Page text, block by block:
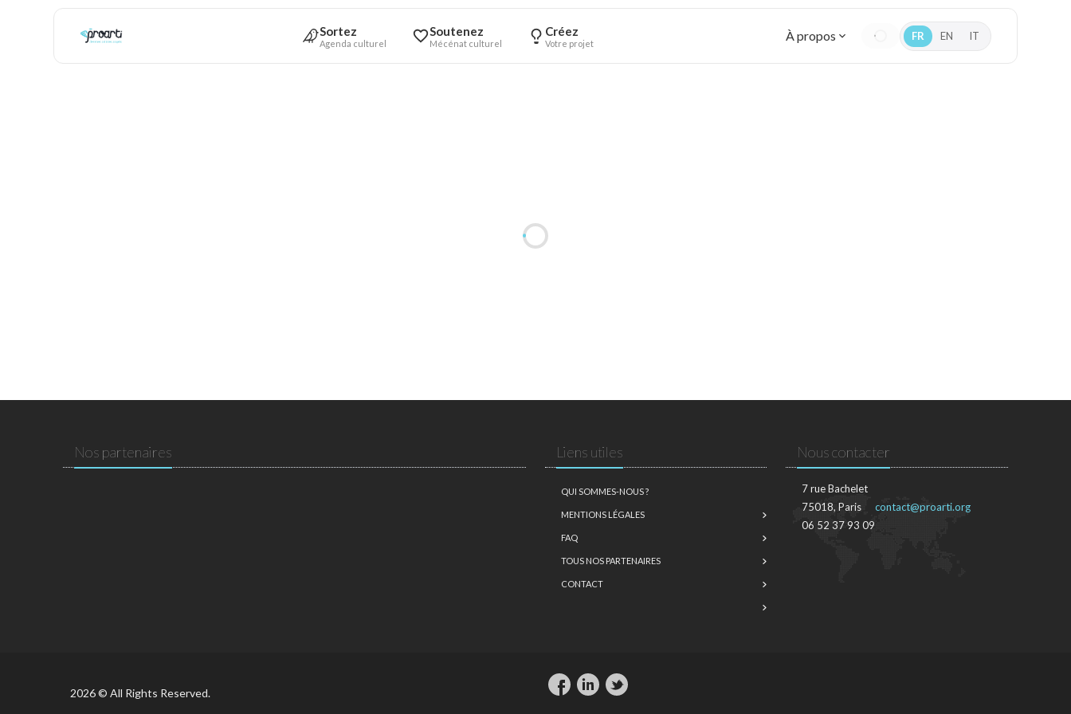
Sortez
Agenda culturel
Soutenez
Mécénat culturel
Créez
Votre projet À propos FR EN IT
Nos partenaires Liens utiles
QUI SOMMES-NOUS ?
MENTIONS LÉGALES
FAQ
TOUS NOS PARTENAIRES
CONTACT
Nous contacter
7 rue Bachelet
75018, Paris
06 52 37 93 09
contact@proarti.org
2026 © All Rights Reserved.